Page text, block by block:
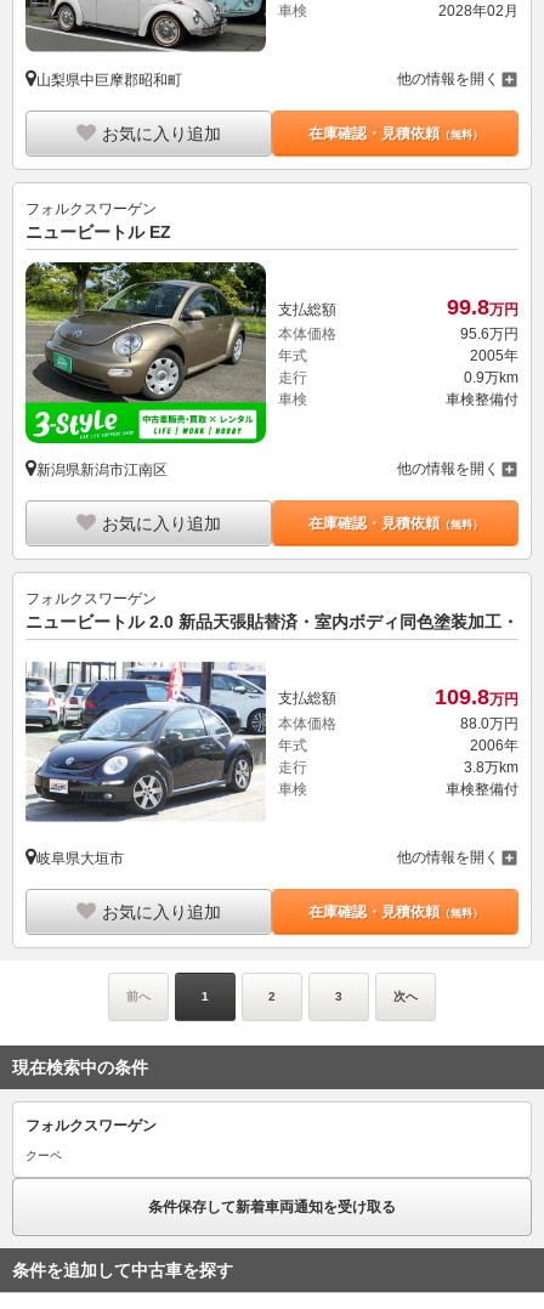
車検
2028年02月
山梨県中巨摩郡昭和町 他の情報を開く
お気に入り追加 在庫確認・見積依頼（無料）
フォルクスワーゲン
ニュービートル EZ
支払総額 99.8万円
本体価格
95.6万円
年式
2005年
走行
0.9万km
車検
車検整備付
新潟県新潟市江南区 他の情報を開く
お気に入り追加 在庫確認・見積依頼（無料）
フォルクスワーゲン
ニュービートル 2.0 新品天張貼替済・室内ボディ同色塗装加工・
支払総額 109.8万円
本体価格
88. 0万円
年式
2006年
走行
3.8万km
車検
車検整備付
岐阜県大垣市 他の情報を開く
お気に入り追加 在庫確認・見積依頼（無料）
前へ 1 2 3 次へ
現在検索中の条件
フォルクスワーゲン
クーペ
条件保存して新着車両通知を受け取る
条件を追加して中古車を探す